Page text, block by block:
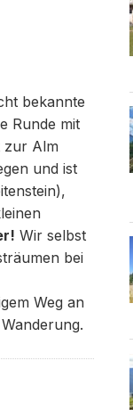
bekannte
Runde mit
zur Alm
und ist
Wir selbst
bei
Weg an